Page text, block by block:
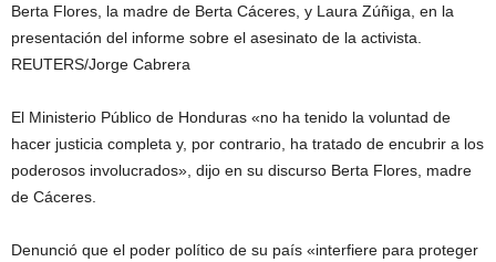
Berta Flores, la madre de Berta Cáceres, y Laura Zúñiga, en la
presentación del informe sobre el asesinato de la activista.
REUTERS/Jorge Cabrera
El Ministerio Público de Honduras «no ha tenido la voluntad de
hacer justicia completa y, por contrario, ha tratado de encubrir a los
poderosos involucrados», dijo en su discurso Berta Flores, madre
de Cáceres.
Denunció que el poder político de su país «interfiere para proteger